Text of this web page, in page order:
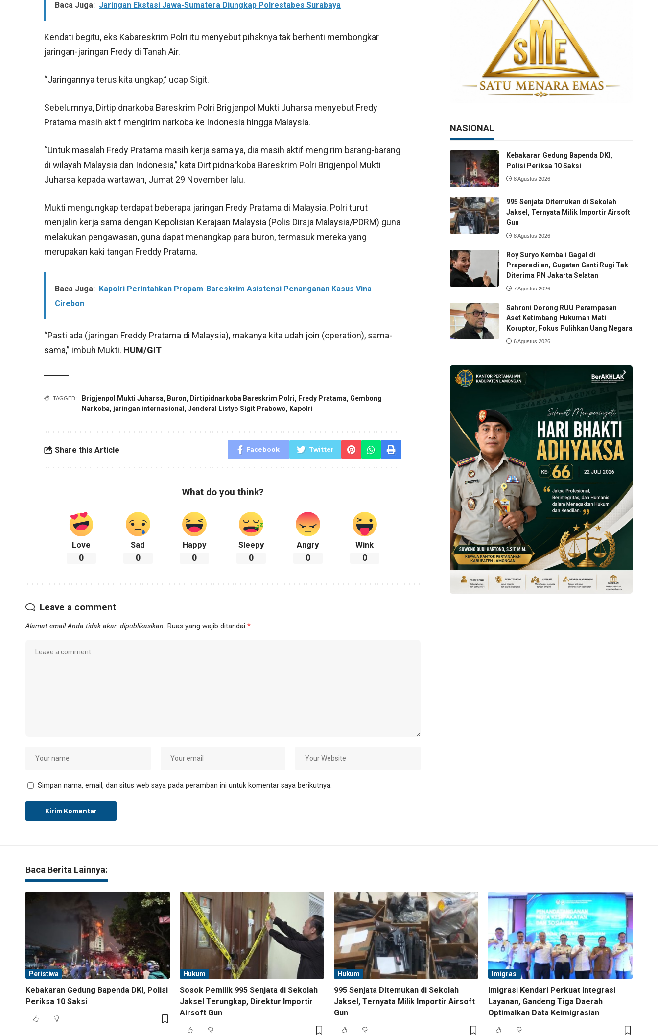
Baca Juga: Jaringan Ekstasi Jawa-Sumatera Diungkap Polrestabes Surabaya
Kendati begitu, eks Kabareskrim Polri itu menyebut pihaknya tak berhenti membongkar
jaringan-jaringan Fredy di Tanah Air.
“Jaringannya terus kita ungkap,” ucap Sigit.
Sebelumnya, Dirtipidnarkoba Bareskrim Polri Brigjenpol Mukti Juharsa menyebut Fredy
Pratama masih aktif mengirim narkoba ke Indonesia hingga Malaysia.
“Untuk masalah Fredy Pratama masih kerja sama ya, dia masih aktif mengirim barang-barang
di wilayah Malaysia dan Indonesia,” kata Dirtipidnarkoba Bareskrim Polri Brigjenpol Mukti
Juharsa kepada wartawan, Jumat 29 November lalu.
Mukti mengungkap terdapat beberapa jaringan Fredy Pratama di Malaysia. Polri turut
menjalin kerja sama dengan Kepolisian Kerajaan Malaysia (Polis Diraja Malaysia/PDRM) guna
melakukan pengawasan, guna dapat menangkap para buron, termasuk mereka yang
merupakan kaki tangan Freddy Pratama.
Baca Juga:
Kapolri Perintahkan Propam-Bareskrim Asistensi Penanganan Kasus Vina
Cirebon
“Pasti ada (jaringan Freddy Pratama di Malaysia), makanya kita udah join (operation), sama-
sama,” imbuh Mukti. HUM/GIT
TAGGED: Brigjenpol Mukti Juharsa, Buron, Dirtipidnarkoba Bareskrim Polri, Fredy Pratama, Gembong
Narkoba, jaringan internasional ,Jenderal Listyo Sigit Prabowo, Kapolri
Share this Article Facebook Twitter
What do you think?
Love
0
Sad
0
Happy
0
Sleepy
0
Angry
0
Wink
0
Leave a comment
Alamat email Anda tidak akan dipublikasikan. Ruas yang wajib ditandai *
Simpan nama, email, dan situs web saya pada peramban ini untuk komentar saya berikutnya.
NASIONAL
Kebakaran Gedung Bapenda DKI,
Polisi Periksa 10 Saksi
8 Agustus 2026
995 Senjata Ditemukan di Sekolah
Jaksel, Ternyata Milik Importir Airsoft
Gun
8 Agustus 2026
Roy Suryo Kembali Gagal di
Praperadilan, Gugatan Ganti Rugi Tak
Diterima PN Jakarta Selatan
7 Agustus 2026
Sahroni Dorong RUU Perampasan
Aset Ketimbang Hukuman Mati
Koruptor, Fokus Pulihkan Uang Negara
6 Agustus 2026
Baca Berita Lainnya:
Peristiwa
Kebakaran Gedung Bapenda DKI, Polisi
Periksa 10 Saksi
Hukum
Sosok Pemilik 995 Senjata di Sekolah
Jaksel Terungkap, Direktur Importir
Airsoft Gun
Hukum
995 Senjata Ditemukan di Sekolah
Jaksel, Ternyata Milik Importir Airsoft
Gun
Imigrasi
Imigrasi Kendari Perkuat Integrasi
Layanan, Gandeng Tiga Daerah
Optimalkan Data Keimigrasian